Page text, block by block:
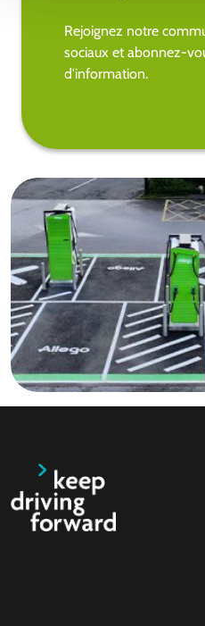
Rejoignez notre
sociaux et abonnez-
d'information.